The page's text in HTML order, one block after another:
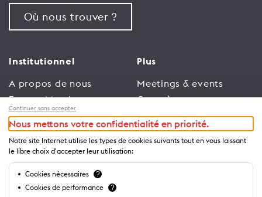
Où nous trouver ?
Institutionnel
A propos de nous
Espace Membres
Emploi
Conditions générales
d’utilisation
Politique de
confidentialité
Plus
Meetings & events
Congrès
Trade
Espace Médias
Annonceurs
Brochures et guides
Continuer sans accepter
Nous mettons votre confidentialité en priorité.
Notre site Internet utilise les types de cookies suivants tout en vous laissant
le libre choix d'accepter leur utilisation:
Cookies nécessaires ?
Cookies de performance ?